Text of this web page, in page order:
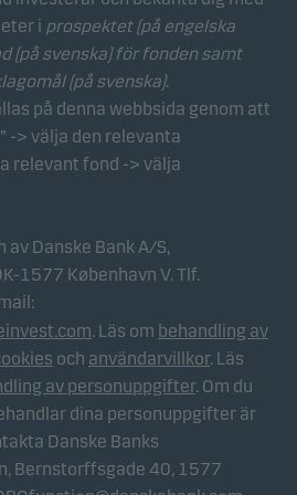
i prospektet (på engelska
(på svenska) för fonden samt
(på svenska).
på denna webbsida genom att
-> välja den relevanta
relevant fond -> välja
av Danske Bank A/S,
1577 København V. Tlf.
. Läs om behandling av
och användarvillkor. Läs
av personuppgifter. Om du
dina personuppgifter är
Danske Banks
Bernstorffsgade 40, 1577
för att spåra beteendet
webbplats i aggregerad form.
oss att mäta och optimera
och att profilera ditt
tillhandahålla dig relevant